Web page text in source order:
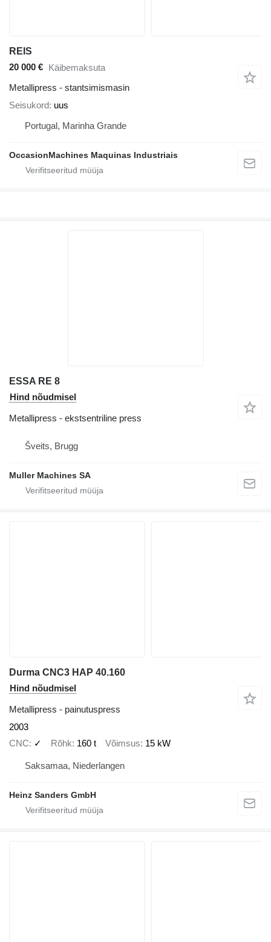
REIS
20 000 € Käibemaksuta
Metallipress - stantsimismasin
Seisukord uus
Portugal, Marinha Grande
OccasionMachines Maquinas Industriais
ESSA RE 8
Hind nõudmisel
Metallipress - ekstsentriline press
Šveits, Brugg
Muller Machines SA
Durma CNC3 HAP 40.160
Hind nõudmisel
Metallipress - painutuspress
2003
CNC
✓ Rõhk 160 t Võimsus 15 kW
Saksamaa, Niederlangen
Heinz Sanders GmbH